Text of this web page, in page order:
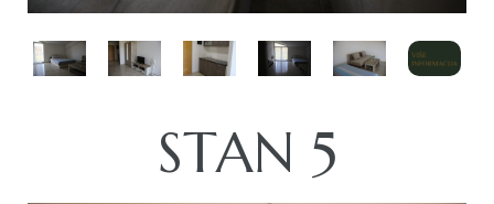
STAN 5